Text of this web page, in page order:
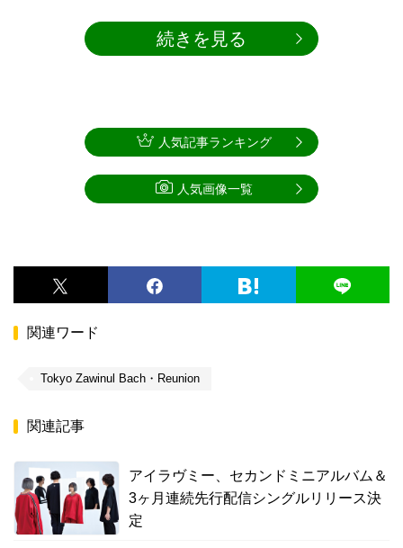
続きを見る
関連ワード
Tokyo Zawinul Bach・Reunion
関連記事
アイラヴミー、セカンドミニアルバム＆
3ヶ月連続先行配信シングルリリース決
定
人気記事ランキング
人気画像一覧